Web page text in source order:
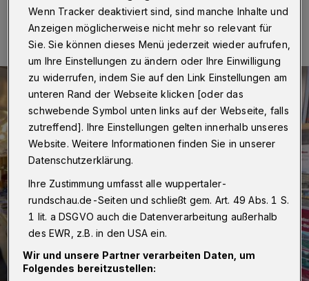
Eine Minute Lesezeit
Wenn Tracker deaktiviert sind, sind manche Inhalte und
Anzeigen möglicherweise nicht mehr so relevant für
Sie. Sie können dieses Menü jederzeit wieder aufrufen,
um Ihre Einstellungen zu ändern oder Ihre Einwilligung
zu widerrufen, indem Sie auf den Link Einstellungen am
unteren Rand der Webseite klicken [oder das
schwebende Symbol unten links auf der Webseite, falls
zutreffend]. Ihre Einstellungen gelten innerhalb unseres
Website. Weitere Informationen finden Sie in unserer
Datenschutzerklärung.
Ihre Zustimmung umfasst alle wuppertaler-
rundschau.de-Seiten und schließt gem. Art. 49 Abs. 1 S.
1 lit. a DSGVO auch die Datenverarbeitung außerhalb
des EWR, z.B. in den USA ein.
Wir und unsere Partner verarbeiten Daten, um
Folgendes bereitzustellen: